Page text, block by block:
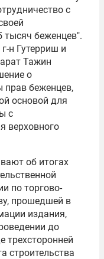
с
тысяч беженцев".
н Гутерриш и
Тажин
о
прав беженцев,
основой для
с
верховного
об итогах
по торгово­-
прошедшей в
издания,
до
трехсторонней
строительства